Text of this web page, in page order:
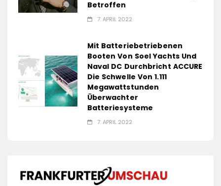
Betroffen
7. APRIL 2022
Mit Batteriebetriebenen
Booten Von Soel Yachts Und
Naval DC Durchbricht ACCURE
Die Schwelle Von 1.111
Megawattstunden
Überwachter
Batteriesysteme
7. APRIL 2022